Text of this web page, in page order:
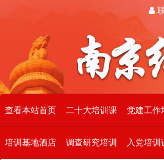
查看本站首页 二十大培训课 党建工作
培训基地酒店 调查研究培训 入党培训